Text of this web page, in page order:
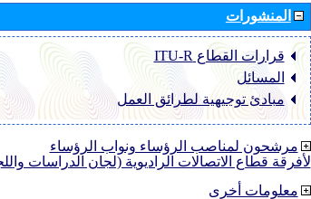
المنشورات
قرارات القطاع ‏ITU-R
المسائل
مبادئ توجيهية لطرائق العمل
مرشحون لمناصب الرؤساء ونواب الرؤساء
لأفرقة قطاع الاتصالات الراديوية (لجان الدراسات
معلومات أخرى